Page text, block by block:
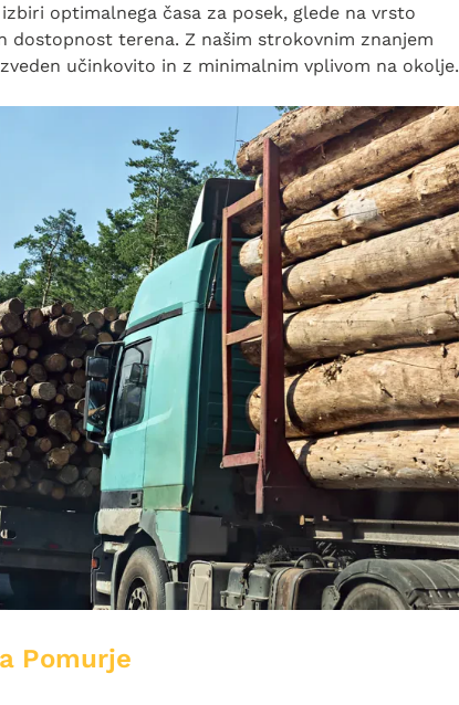
optimalnega časa za posek, glede na vrsto
dostopnost terena. Z našim strokovnim znanjem
učinkovito in z minimalnim vplivom na okolje.
Pomurje